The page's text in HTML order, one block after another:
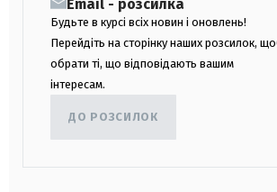
Email - розсилка
Будьте в курсі всіх новин і оновлень!
Перейдіть на сторінку наших розсилок,
обрати ті, що відповідають вашим
інтересам.
ДО РОЗСИЛОК